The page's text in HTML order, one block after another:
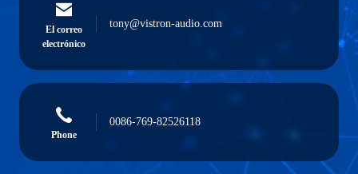
El correo
electrónico
tony@vistron-audio.com
Phone
0086-769-82526118